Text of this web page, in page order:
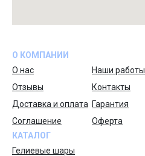
О КОМПАНИИ
О нас
Наши работы
Отзывы
Контакты
Доставка и оплата Гарантия
Соглашение
Оферта
КАТАЛОГ
Гелиевые шары